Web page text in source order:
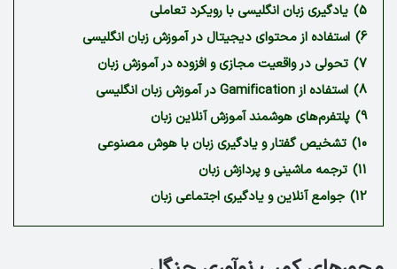
5) ‏یادگیری زبان انگلیسی با رویکرد تعاملی
6) ‏استفاده از محتوای دیجیتال در آموزش زبان انگلیسی
7) ‏تحولی در واقعیت مجازی و افزوده در آموزش زبان
8) استفاده از ‏Gamification در آموزش زبان انگلیسی
9) ‏پلتفرم‌های هوشمند آموزش آنلاین زبان
10) ‏تشخیص گفتار و یادگیری زبان با هوش مصنوعی
11) ‏ترجمه ماشینی و پردازش زبان
12) ‏جوامع آنلاین و یادگیری اجتماعی زبان